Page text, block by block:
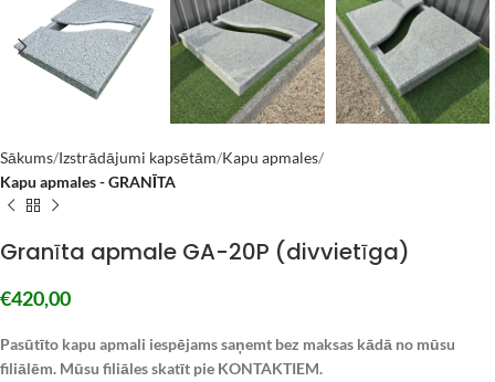
Sākums Izstrādājumi kapsētām Kapu apmales
Kapu apmales - GRANĪTA
Granīta apmale GA-20P (divvietīga)
€420,00
Pasūtīto kapu apmali iespējams saņemt bez maksas kādā no mūsu
filiālēm. Mūsu filiāles skatīt pie KONTAKTIEM.